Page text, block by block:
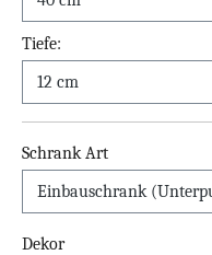
Tiefe:
Schrank Art
Dekor